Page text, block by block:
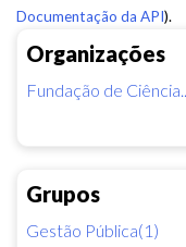
Organizações
Fundação de
Grupos
Gestão Pública(1)
Documentação da API).